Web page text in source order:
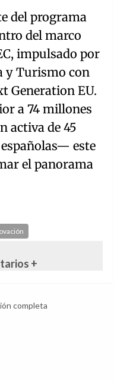
del programa
del marco
impulsado por
y Turismo con
Generation EU.
a 74 millones
activa de 45
este
el panorama
+
completa